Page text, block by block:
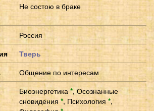
Не состою в браке
Россия
Тверь
Общение по интересам
Биоэнергетика *,Осознанные
сновидения *, Психология *,